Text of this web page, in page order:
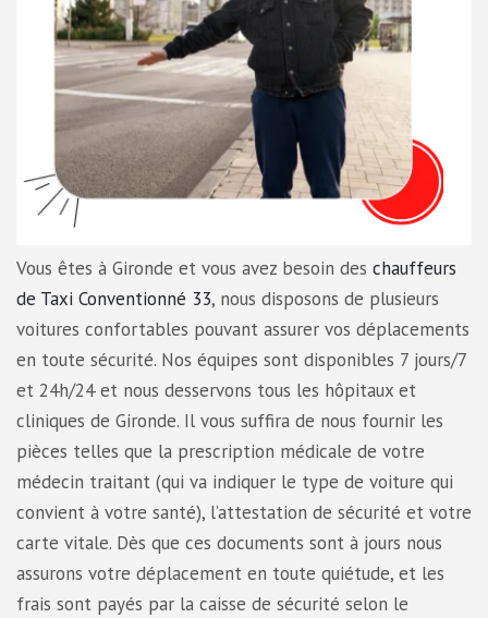
Vous êtes à Gironde et vous avez besoin des chauffeurs
de Taxi Conventionné 33, nous disposons de plusieurs
voitures confortables pouvant assurer vos déplacements
en toute sécurité. Nos équipes sont disponibles 7 jours/7
et 24h/24 et nous desservons tous les hôpitaux et
cliniques de Gironde. Il vous suffira de nous fournir les
pièces telles que la prescription médicale de votre
médecin traitant (qui va indiquer le type de voiture qui
convient à votre santé), l’attestation de sécurité et votre
carte vitale. Dès que ces documents sont à jours nous
assurons votre déplacement en toute quiétude, et les
frais sont payés par la caisse de sécurité selon le